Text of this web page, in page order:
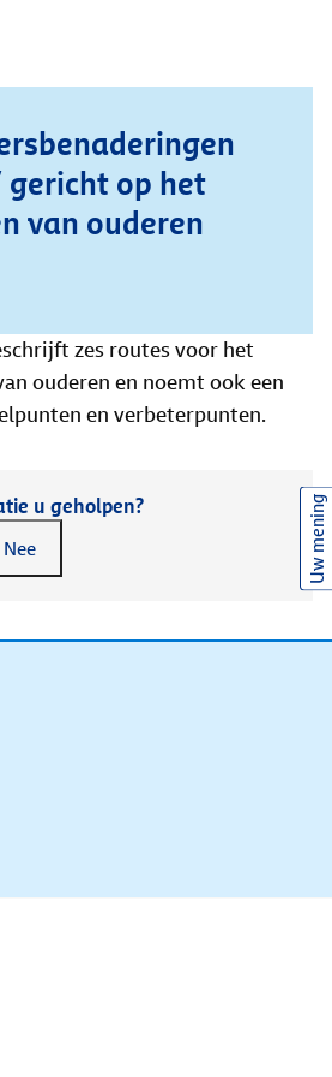
gericht op het
van ouderen
zes routes voor het
ouderen en noemt ook een
en verbeterpunten.
u geholpen?
Nee Uw mening